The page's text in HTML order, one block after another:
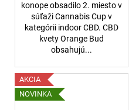
konope obsadilo 2. miesto v
súťaži Cannabis Cup v
kategórii indoor CBD. CBD
kvety Orange Bud
obsahujú...
AKCIA
NOVINKA